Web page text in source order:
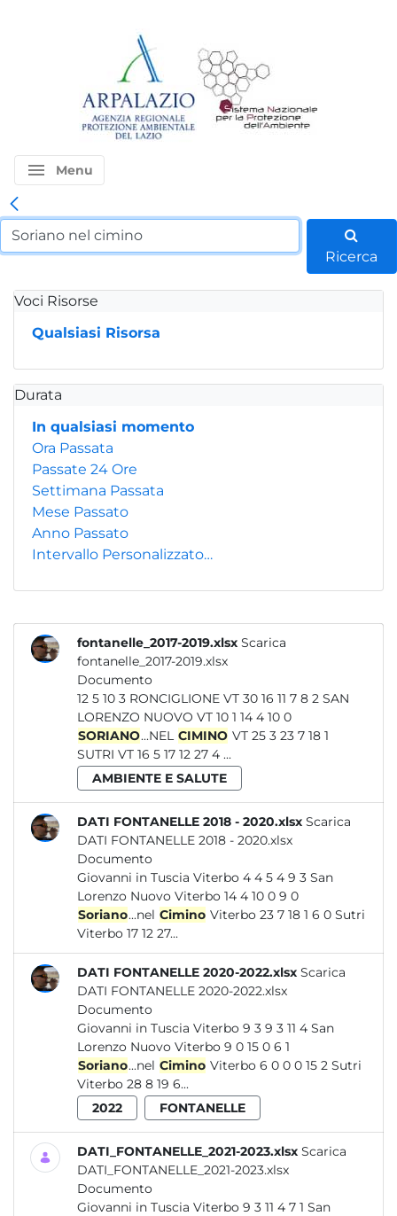
menu Menu
Ricerca
Voci Risorse
Qualsiasi Risorsa
Durata
In qualsiasi momento
Ora Passata
Passate 24 Ore
Settimana Passata
Mese Passato
Anno Passato
Intervallo Personalizzato…
fontanelle_2017-2019.xlsx Scarica
fontanelle_2017-2019.xlsx
Documento
12 5 10 3 RONCIGLIONE VT 30 16 11 7 8 2 SAN
LORENZO NUOVO VT 10 1 14 4 10 0
SORIANO...NEL CIMINO VT 25 3 23 7 18 1
SUTRI VT 16 5 17 12 27 4 ...
AMBIENTE E SALUTE
DATI FONTANELLE 2018 - 2020.xlsx Scarica
DATI FONTANELLE 2018 - 2020.xlsx
Documento
Giovanni in Tuscia Viterbo 4 4 5 4 9 3 San
Lorenzo Nuovo Viterbo 14 4 10 0 9 0
Soriano...nel Cimino Viterbo 23 7 18 1 6 0 Sutri
Viterbo 17 12 27...
DATI FONTANELLE 2020-2022.xlsx Scarica
DATI FONTANELLE 2020-2022.xlsx
Documento
Giovanni in Tuscia Viterbo 9 3 9 3 11 4 San
Lorenzo Nuovo Viterbo 9 0 15 0 6 1
Soriano...nel Cimino Viterbo 6 0 0 0 15 2 Sutri
Viterbo 28 8 19 6...
2022
FONTANELLE
DATI_FONTANELLE_2021-2023.xlsx Scarica
DATI_FONTANELLE_2021-2023.xlsx
Documento
Giovanni in Tuscia Viterbo 9 3 11 4 7 1 San